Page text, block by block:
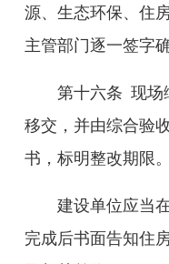
源、生态环保、住
主管部门逐一签字确
第十六条 现场
移交，并由综合验
书，标明整改期限。
建设单位应当
完成后书面告知住